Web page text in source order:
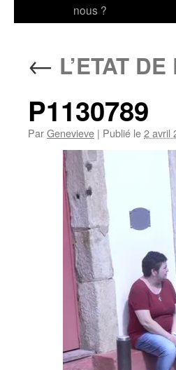
nous ?
← L’ETAT
P1130789
ParGenevieve | Publié le2 avril